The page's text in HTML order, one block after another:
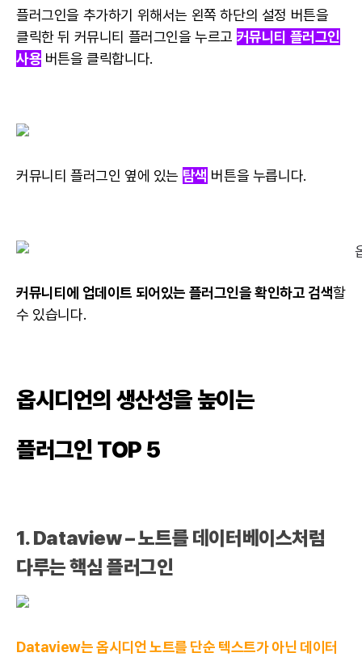
플러그인을 추가하기 위해서는 왼쪽 하단의 설정 버튼을
클릭한 뒤 커뮤니티 플러그인을 누르고 커뮤니티 플러그인
사용 버튼을 클릭합니다.
커뮤니티 플러그인 옆에 있는 탐색 버튼을 누릅니다.
커뮤니티에 업데이트 되어있는 플러그인을 확인하고 검색할
수 있습니다.
옵시디언의 생산성을 높이는
플러그인 TOP 5
1. Dataview – 노트를 데이터베이스처럼
다루는 핵심 플러그인
Dataview는 옵시디언 노트를 단순 텍스트가 아닌 데이터